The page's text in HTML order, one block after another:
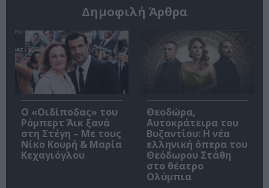
Δημοφιλή Άρθρα
O «Οιδίποδας» του
Ρόμπερτ Άικ ξανά
στη Στέγη – Με τους
Νίκο Κουρή & Μαρία
Κεχαγιόγλου
Θεοδώρα,
Αυτοκράτειρα του
Βυζαντίου: Η νέα
ελληνική όπερα του
Θεόδωρου Στάθη
στο θέατρο
Ολύμπια